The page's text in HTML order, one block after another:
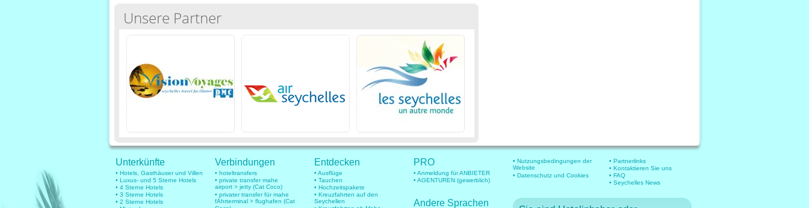
Unsere Partner
Unterkünfte
• Hotels, Gasthäuser und Villen
• Luxus- und 5 Sterne Hotels
• 4 Sterne Hotels
• 3 Sterne Hotels
• 2 Sterne Hotels
Verbindungen
• hoteltransfers
• private transfer mahe
airport > jetty (Cat Coco)
• privater transfer für mahe
fÄhrterminal > flughafen (Cat
Entdecken
• Ausflüge
• Tauchen
• Hochzeitspakete
• Kreuzfahrten auf den
Seychellen
PRO
• Anmeldung für ANBIETER
• AGENTUREN (gewerblich)
Andere Sprachen
• Nutzungsbedingungen der
Website
• Datenschutz und Cookies
• Partnerlinks
• Kontaktieren Sie uns
• FAQ
• Seychelles News